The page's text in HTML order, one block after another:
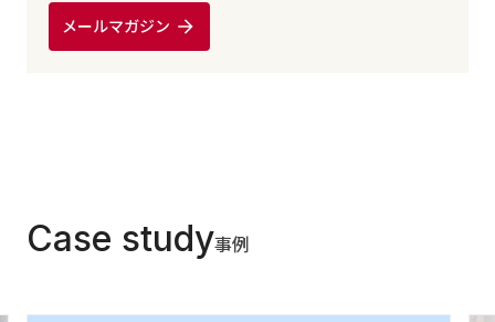
メールマガジン
Case study事例